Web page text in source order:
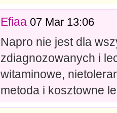
Efiaa 07 Mar 13:06
Napro nie jest dla
zdiagnozowanych i
witaminowe,
metoda i kosztowne